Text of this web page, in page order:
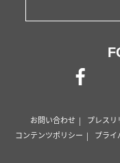
お問い合わせ プレスリ
コンテンツポリシー
プライ